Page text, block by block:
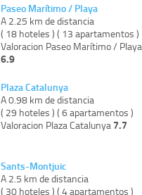
Paseo Marítimo / Playa
A 2.25 km de distancia
( 18 hoteles ) ( 13 apartamentos )
Valoracion Paseo Marítimo / Playa
6.9
Plaza Catalunya
A 0.98 km de distancia
( 29 hoteles ) ( 6 apartamentos )
Valoracion Plaza Catalunya 7.7
Sants-Montjuic
A 2.5 km de distancia
( 30 hoteles ) ( 4 apartamentos )